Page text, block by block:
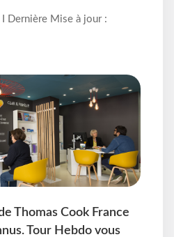
Dernière Mise à jour :
Thomas Cook France
Tour Hebdo vous